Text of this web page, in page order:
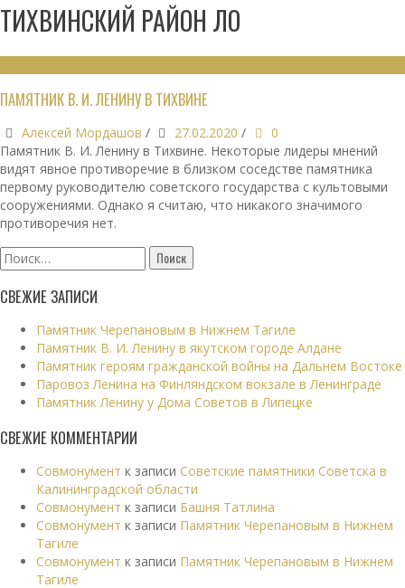
ТИХВИНСКИЙ РАЙОН ЛО
ПАМЯТНИК В. И. ЛЕНИНУ В ТИХВИНЕ
Алексей Мордашов / 27.02.2020 /
0
Памятник В. И. Ленину в Тихвине. Некоторые лидеры мнений
видят явное противоречие в близком соседстве памятника
первому руководителю советского государства с культовыми
сооружениями. Однако я считаю, что никакого значимого
противоречия нет.
Найти:
СВЕЖИЕ ЗАПИСИ
Памятник Черепановым в Нижнем Тагиле
Памятник В. И. Ленину в якутском городе Алдане
Памятник героям гражданской войны на Дальнем Востоке
Паровоз Ленина на Финляндском вокзале в Ленинграде
Памятник Ленину у Дома Советов в Липецке
СВЕЖИЕ КОММЕНТАРИИ
Совмонумент к записи Советские памятники Советска в
Калининградской области
Совмонумент к записи Башня Татлина
Совмонумент к записи Памятник Черепановым в Нижнем
Тагиле
Совмонумент к записи Памятник Черепановым в Нижнем
Тагиле